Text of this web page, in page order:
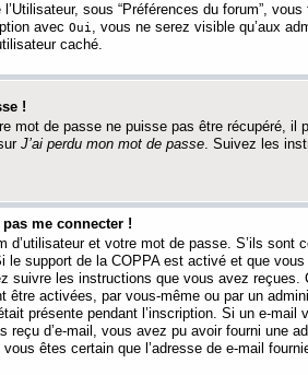
sous “Préférences du forum”,
avec Oui , vous ne serez visible qu’aux
caché.
!
mot de passe ne puisse pas être récupéré,
J’ai perdu mon mot de passe. Suivez les
me connecter !
d’utilisateur et votre mot de passe. S’ils sont
le support de la COPPA est activé et que
suivre les instructions que vous avez
être activées, par vous-même ou par un
présente pendant l’inscription. Si un e-mail
reçu d’e-mail, vous avez pu avoir fourni une
vous êtes certain que l’adresse de e-mail